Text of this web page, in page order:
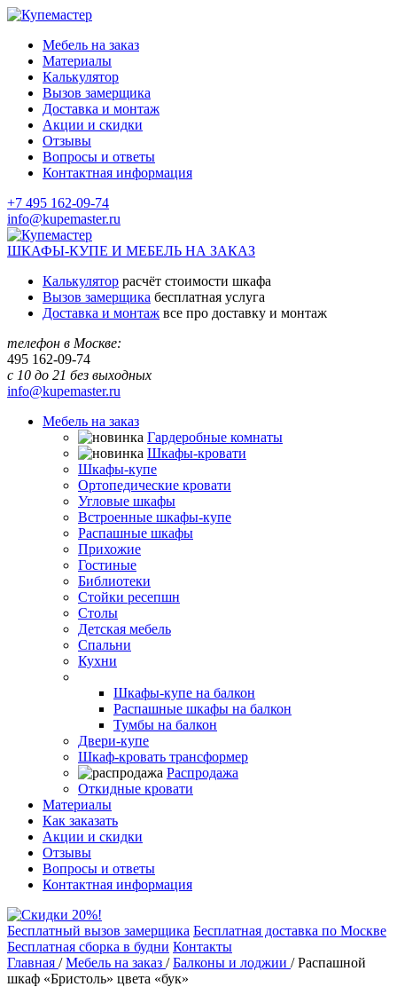
Мебель на заказ
Материалы
Калькулятор
Вызов замерщика
Доставка и монтаж
Акции и скидки
Отзывы
Вопросы и ответы
Контактная информация
+7 495 162-09-74
info@kupemaster.ru
ШКАФЫ-КУПЕ И МЕБЕЛЬ НА ЗАКАЗ
Калькулятор расчёт стоимости шкафа
Вызов замерщика бесплатная услуга
Доставка и монтаж все про доставку и монтаж
телефон в Москве:
495 162-09-74
с 10 до 21 без выходных
info@kupemaster.ru
Мебель на заказ
Гардеробные комнаты
Шкафы-кровати
Шкафы-купе
Ортопедические кровати
Угловые шкафы
Встроенные шкафы-купе
Распашные шкафы
Прихожие
Гостиные
Библиотеки
Стойки ресепшн
Столы
Детская мебель
Спальни
Кухни
Шкафы-купе на балкон
Распашные шкафы на балкон
Тумбы на балкон
Двери-купе
Шкаф-кровать трансформер
Распродажа
Откидные кровати
Материалы
Как заказать
Акции и скидки
Отзывы
Вопросы и ответы
Контактная информация
Бесплатный вызов замерщика Бесплатная доставка по Москве
Бесплатная сборка в будни Контакты
Главная /Мебель на заказ /Балконы и лоджии /Распашной
шкаф «Бристоль» цвета «бук»